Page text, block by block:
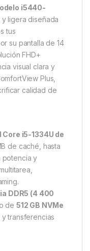
i5440-
ligera diseñada
tus
su pantalla de 14
FHD+
visual clara y
Plus,
calidad de
Core i5-1334U de
de caché, hasta
potencia y
DDR5 (4 400
de 512 GB NVMe
y transferencias